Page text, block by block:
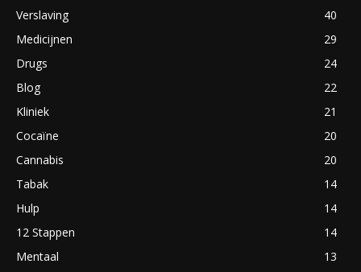
Verslaving
40
Medicijnen
29
Drugs
24
Blog
22
Kliniek
21
Cocaïne
20
Cannabis
20
Tabak
14
Hulp
14
12 Stappen
14
Mentaal
13